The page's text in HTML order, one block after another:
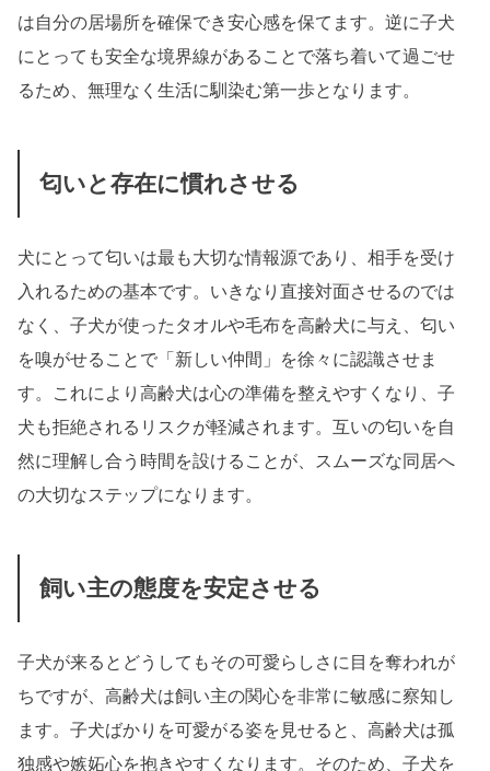
は自分の居場所を確保でき安心感を保てます。逆に子犬
にとっても安全な境界線があることで落ち着いて過ごせ
るため、無理なく生活に馴染む第一歩となります。
匂いと存在に慣れさせる
犬にとって匂いは最も大切な情報源であり、相手を受け
入れるための基本です。いきなり直接対面させるのでは
なく、子犬が使ったタオルや毛布を高齢犬に与え、匂い
を嗅がせることで「新しい仲間」を徐々に認識させま
す。これにより高齢犬は心の準備を整えやすくなり、子
犬も拒絶されるリスクが軽減されます。互いの匂いを自
然に理解し合う時間を設けることが、スムーズな同居へ
の大切なステップになります。
飼い主の態度を安定させる
子犬が来るとどうしてもその可愛らしさに目を奪われが
ちですが、高齢犬は飼い主の関心を非常に敏感に察知し
ます。子犬ばかりを可愛がる姿を見せると、高齢犬は孤
独感や嫉妬心を抱きやすくなります。そのため、子犬を